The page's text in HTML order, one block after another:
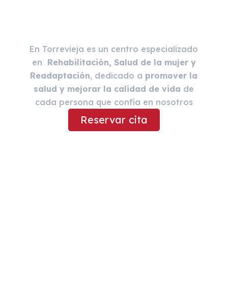
En Torrevieja es un centro especializado
en Rehabilitación, Salud de la mujer y
Readaptación, dedicado a promover la
salud y mejorar la calidad de vida de
cada persona que confía en nosotros
Reservar cita